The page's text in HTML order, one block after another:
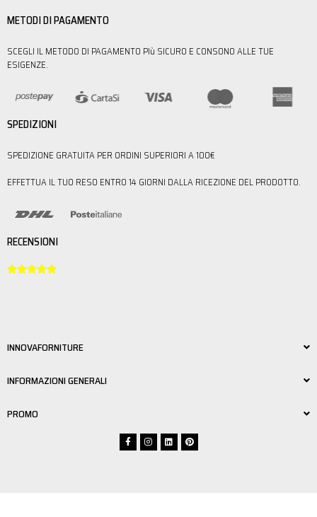
METODI DI PAGAMENTO
SCEGLI IL METODO DI PAGAMENTO PIù SICURO E CONSONO ALLE TUE
ESIGENZE.
SPEDIZIONI
SPEDIZIONE GRATUITA PER ORDINI SUPERIORI A 100€
EFFETTUA IL TUO RESO ENTRO 14 GIORNI DALLA RICEZIONE DEL PRODOTTO.
RECENSIONI

INNOVAFORNITURE
INFORMAZIONI GENERALI
PROMO